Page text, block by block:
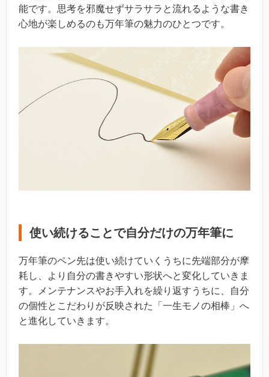
能です。思考を邪魔せずサラサラと流れるような書き
心地が楽しめるのも万年筆の魅力のひとつです。
使い続けることで自分だけの万年筆に
万年筆のペン先は使い続けていくうちに先端部分が摩
耗し、より自分の書きやすい形状へと変化していきま
す。メンテナンスやお手入れを繰り返すうちに、自分
の個性とこだわりが反映された「一生モノの相棒」へ
と進化していきます。